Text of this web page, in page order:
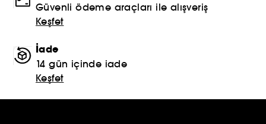
Güvenli ödeme araçları ile alışveriş
Keşfet
İade
14 gün içinde iade
Keşfet